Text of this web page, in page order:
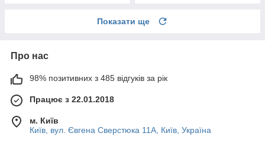
Показати ще
Про нас
98% позитивних з 485 відгуків за рік
Працює з 22.01.2018
м. Київ
Київ, вул. Євгена Сверстюка 11А, Київ, Україна